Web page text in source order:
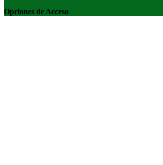
Opciones de Acceso